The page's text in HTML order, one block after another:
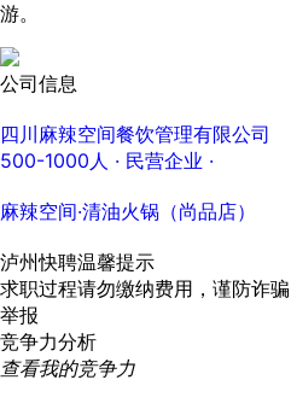
游。
公司信息
四川麻辣空间餐饮管理有限公司
500-1000人 · 民营企业 ·
麻辣空间·清油火锅（尚品店）
泸州快聘温馨提示
求职过程请勿缴纳费用，谨防诈
举报
竞争力分析
查看我的竞争力